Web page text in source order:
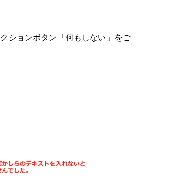
ションボタン「何もしない」をご